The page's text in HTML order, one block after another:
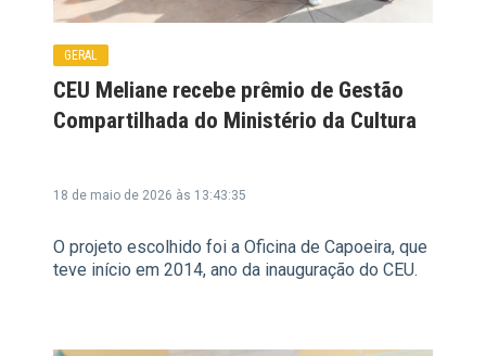
GERAL
CEU Meliane recebe prêmio de Gestão
Compartilhada do Ministério da Cultura
18 de maio de 2026 às 13:43:35
O projeto escolhido foi a Oficina de Capoeira, que
teve início em 2014, ano da inauguração do CEU.